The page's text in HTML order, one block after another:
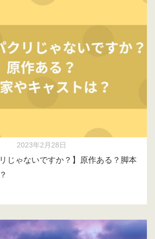
2023年2月28日
じゃないですか？】原作ある？脚本